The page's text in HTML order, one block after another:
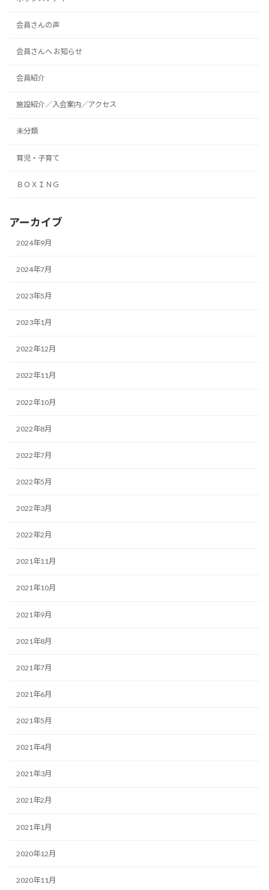
会員さんの声
会員さんへ お知らせ
会員紹介
施設紹介／入会案内／アクセス
未分類
育児・子育て
ＢＯＸＩＮＧ
アーカイブ
2024年9月
2024年7月
2023年5月
2023年1月
2022年12月
2022年11月
2022年10月
2022年8月
2022年7月
2022年5月
2022年3月
2022年2月
2021年11月
2021年10月
2021年9月
2021年8月
2021年7月
2021年6月
2021年5月
2021年4月
2021年3月
2021年2月
2021年1月
2020年12月
2020年11月